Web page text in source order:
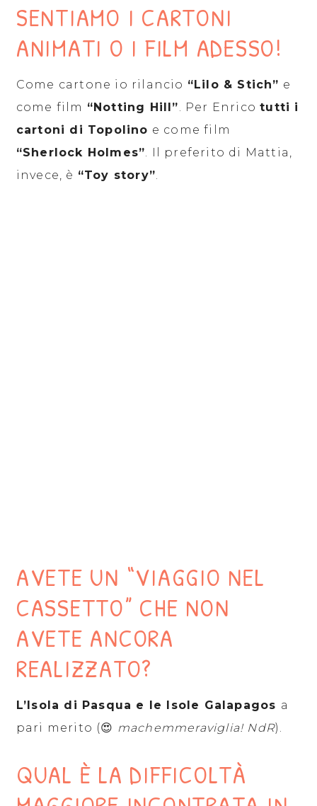
SENTIAMO I CARTONI
ANIMATI O I FILM ADESSO!
Come cartone io rilancio “Lilo & Stich” e
come film “Notting Hill”. Per Enricotutti i
cartoni di Topolino e come film
“Sherlock Holmes”. Il preferito di Mattia,
invece, è “Toy story”.
AVETE UN “VIAGGIO NEL
CASSETTO” CHE NON
AVETE ANCORA
REALIZZATO?
L’Isola di Pasqua e le Isole Galapagos a
pari merito (😍 machemmeraviglia! NdR).
QUAL È LA DIFFICOLTÀ